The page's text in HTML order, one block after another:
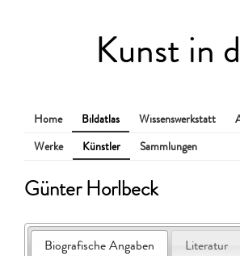
Kunst in
Home Bildatlas Wissenswerkstatt
Werke
Künstler Sammlungen
Günter Horlbeck
Biografische Angaben Literatur